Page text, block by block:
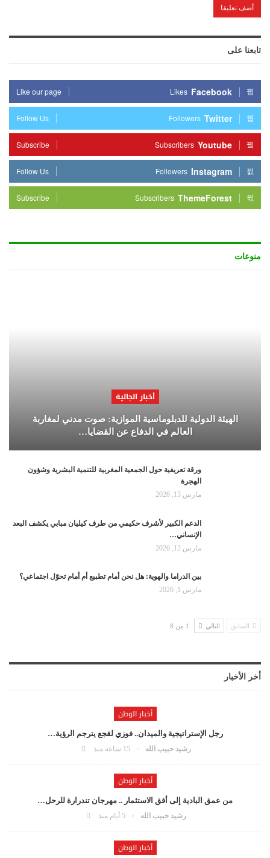
تابعنا على
Facebook
Likes
Like our page
Twitter
Followers
Follow Us
Youtube
Subscribers
Subscribe
Instagram
Followers
Follow Us
ThemeForest
Subscribers
Subscribe
منوعات
أخبار الجالية
الهيئة الدولية للدبلوماسية الموازية: صوت مدني لمغاربة
العالم في الدفاع عن القضايا…
ورقة تعريفية حول الجمعية المغربية للتنمية البشرية وشؤون
الهجرة
مارس 13, 2026
الدعم الكبير لأشرف حكيمي من طرف كيليان مبابي يكشف البعد
الإنساني…
مارس 12, 2026
بين الدراما والهوية: هل نحن أمام تطبيع أم أمام تحوّل اجتماعي؟
مارس 1, 2026
السابق التالي 1 من 8
أخر الأخبار
أخبار الوطن
رجل الإستراتيجية والميدان.. فوزي لقجع يترجم الرؤية…
رشيد حبيب الله 15 ساعة منذ
أخبار الوطن
من عمق البادية إلى أفق الاستثمار .. مهرجان تندرارة للرحل…
رشيد حبيب الله 5 أيام منذ
أخبار الوطن